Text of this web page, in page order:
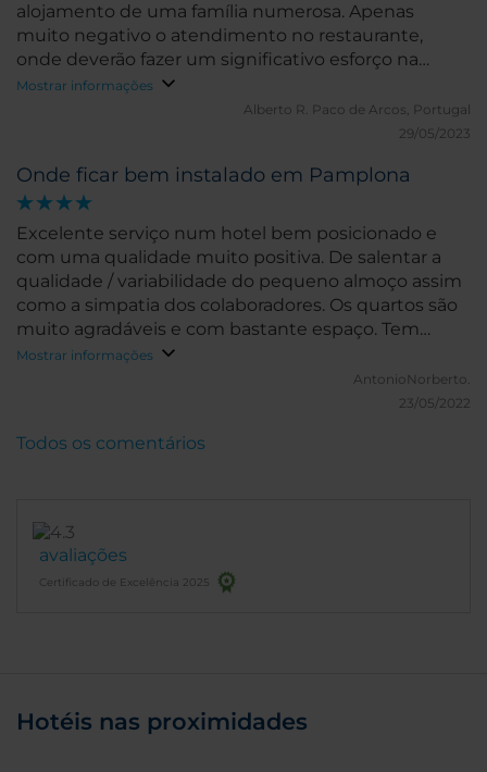
alojamento de uma família numerosa. Apenas
muito negativo o atendimento no restaurante,
onde deverão fazer um significativo esforço na
formação do seu responsável, o qual tem uma total
ausência de simpatia e proatividade para responder
por onde tenho passado..
Mostrar informações
Alberto R.
Paco de Arcos, Portugal
29/05/2023
Onde ficar bem instalado em Pamplona
Excelente serviço num hotel bem posicionado e
com uma qualidade muito positiva. De salentar a
qualidade / variabilidade do pequeno almoço assim
como a simpatia dos colaboradores. Os quartos são
muito agradáveis e com bastante espaço. Tem
garagem para parqueamento de carro.
Mostrar informações
AntonioNorberto.
23/05/2022
avaliações
Certificado de Excelência 2025
Todos os comentários
Hotéis nas proximidades